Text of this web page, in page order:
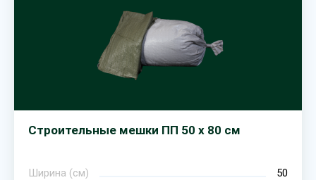
Строительные мешки ПП 50 х 80 см
Ширина (см)
50